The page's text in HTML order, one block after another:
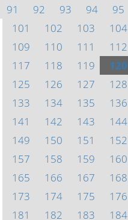
91
92 93 94 95
101
102 103 104
109
110 111 112
117
118 119 120
125
126 127 128
133
134 135 136
141
142 143 144
149
150 151 152
157
158 159 160
165
166 167 168
173
174 175 176
181
182 183 184